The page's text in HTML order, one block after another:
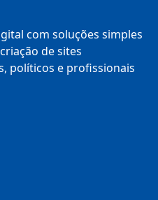
com soluções simples
de sites
políticos e profissionais